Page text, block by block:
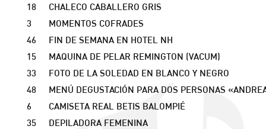
18
CHALECO CABALLERO GRIS
3
MOMENTOS COFRADES
46
FIN DE SEMANA EN HOTEL NH
15
MAQUINA DE PELAR REMINGTON (VACUM)
33
FOTO DE LA SOLEDAD EN BLANCO Y NEGRO
48
MENÚ DEGUSTACIÓN PARA DOS PERSONAS
6
CAMISETA REAL BETIS BALOMPIÉ
35
DEPILADORA FEMENINA